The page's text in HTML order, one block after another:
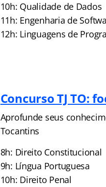
10h: Qualidade de Dados
11h: Engenharia de
12h: Linguagens de
Concurso TJ TO:
Aprofunde seus
Tocantins
8h: Direito Constitucional
9h: Língua Portuguesa
10h: Direito Penal